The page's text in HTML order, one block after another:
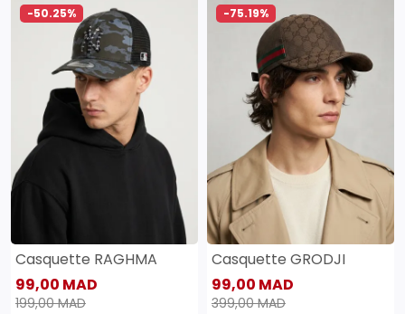
-50.25%
Casquette RAGHMA
99,00 MAD
199,00 MAD
-75.19%
Casquette GRODJI
99,00 MAD
399,00 MAD